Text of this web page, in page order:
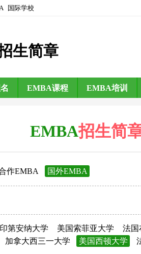
国际学校
生简章
EMBA课程 EMBA培训
EMBA招生简
作EMBA 国外EMBA
印第安纳大学 美国索菲亚大学 法国
加拿大西三一大学 美国西顿大学